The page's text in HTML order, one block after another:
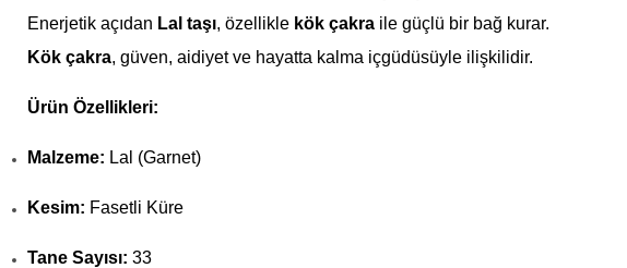
Enerjetik açıdan Lal taşı, özellikle kök çakraile güçlü bir bağ kurar.
Kök çakra, güven, aidiyet ve hayatta kalma içgüdüsüyle ilişkilidir.
Ürün Özellikleri:
Malzeme: Lal (Garnet)
Kesim: Fasetli Küre
Tane Sayısı: 33